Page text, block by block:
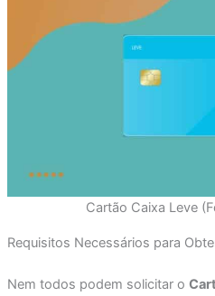
Cartão Caixa Leve
Requisitos Necessários para
Nem todos podem solicitar o